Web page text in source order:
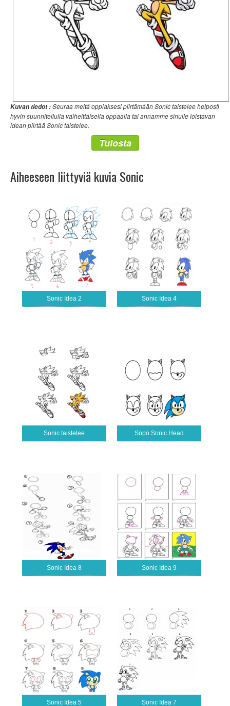
Kuvan tiedot :Seuraa meitä oppiaksesi piirtämään Sonic taistelee helposti
hyvin suunnitellulla vaiheittaisella oppaalla tai annamme sinulle loistavan
idean piirtää Sonic taistelee.
Tulosta
Aiheeseen liittyviä kuvia Sonic
Sonic Idea 2 Sonic Idea 4
Sonic taistelee Söpö Sonic Head
Sonic Idea 8 Sonic Idea 9
Sonic Idea 5 Sonic Idea 7